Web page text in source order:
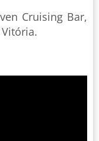
Cruising Bar,